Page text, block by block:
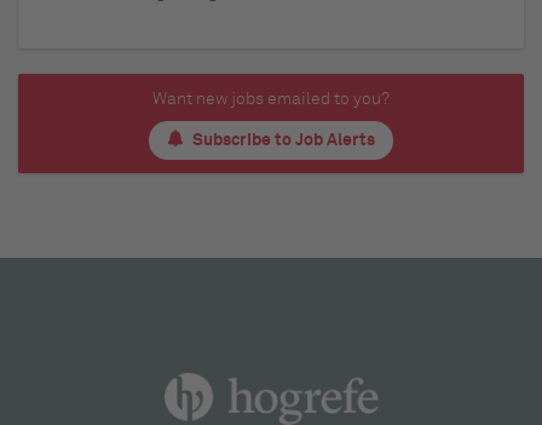
Want new jobs emailed to you?
Subscribe to Job Alerts